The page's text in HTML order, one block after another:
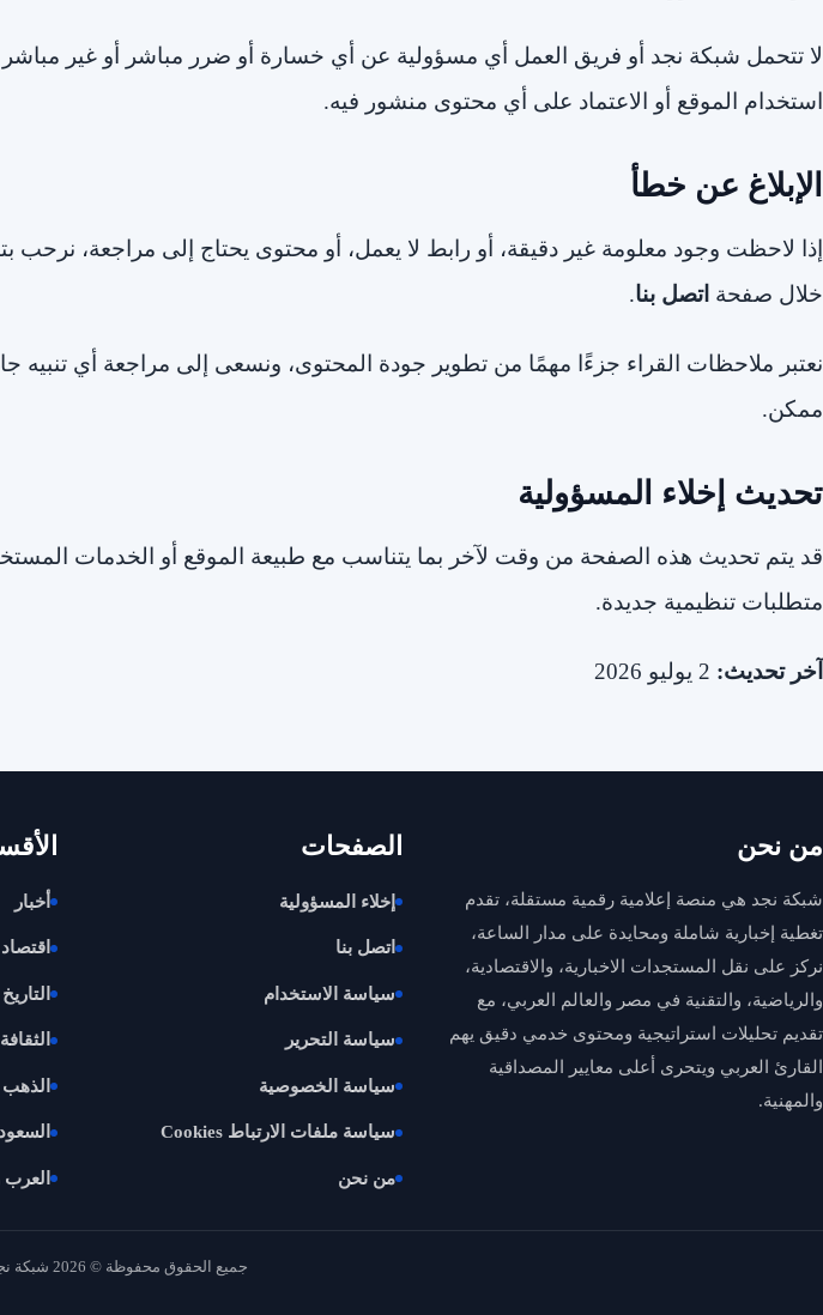
لا تتحمل شبكة نجد أو فريق العمل أي مسؤولية عن أي خسارة أو ضرر مباشر أو غير
استخدام الموقع أو الاعتماد على أي محتوى منشور فيه.
الإبلاغ عن خطأ
إذا لاحظت وجود معلومة غير دقيقة، أو رابط لا يعمل، أو محتوى يحتاج إلى مراجعة، نرحب
خلال صفحة اتصل بنا.
نعتبر ملاحظات القراء جزءًا مهمًا من تطوير جودة المحتوى، ونسعى إلى مراجعة أي
ممكن.
تحديث إخلاء المسؤولية
قد يتم تحديث هذه الصفحة من وقت لآخر بما يتناسب مع طبيعة الموقع أو الخدمات
متطلبات تنظيمية جديدة.
آخر تحديث:
من نحن
شبكة نجد هي منصة إعلامية رقمية مستقلة، تقدم
تغطية إخبارية شاملة ومحايدة على مدار الساعة،
نركز على نقل المستجدات الاخبارية، والاقتصادية،
والرياضية، والتقنية في مصر والعالم العربي، مع
تقديم تحليلات استراتيجية ومحتوى خدمي دقيق يهم
القارئ العربي ويتحرى أعلى معايير المصداقية
والمهنية.
الصفحات
إخلاء المسؤولية
اتصل بنا
سياسة الاستخدام
سياسة التحرير
سياسة الخصوصية
سياسة ملفات الارتباط Cookies
من نحن
أخبار
اقتصاد
الذهب
العرب
جميع الحقوق محفوظة © 2026 شبكة نجد.